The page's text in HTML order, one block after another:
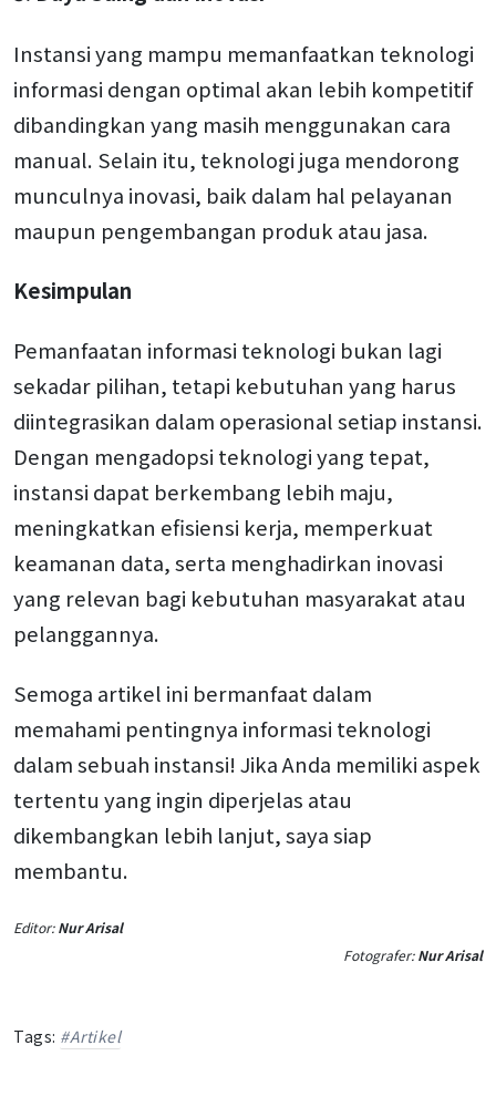
Instansi yang mampu memanfaatkan teknologi
informasi dengan optimal akan lebih kompetitif
dibandingkan yang masih menggunakan cara
manual. Selain itu, teknologi juga mendorong
munculnya inovasi, baik dalam hal pelayanan
maupun pengembangan produk atau jasa.
Kesimpulan
Pemanfaatan informasi teknologi bukan lagi
sekadar pilihan, tetapi kebutuhan yang harus
diintegrasikan dalam operasional setiap instansi.
Dengan mengadopsi teknologi yang tepat,
instansi dapat berkembang lebih maju,
meningkatkan efisiensi kerja, memperkuat
keamanan data, serta menghadirkan inovasi
yang relevan bagi kebutuhan masyarakat atau
pelanggannya.
Semoga artikel ini bermanfaat dalam
memahami pentingnya informasi teknologi
dalam sebuah instansi! Jika Anda memiliki aspek
tertentu yang ingin diperjelas atau
dikembangkan lebih lanjut, saya siap
membantu.
Editor:Nur Arisal
Fotografer:Nur Arisal
Tags: #Artikel